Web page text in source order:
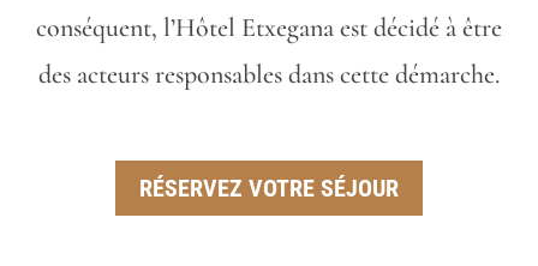
conséquent, l’Hôtel Etxegana est décidé à être
des acteurs responsables dans cette démarche.
RÉSERVEZ VOTRE SÉJOUR